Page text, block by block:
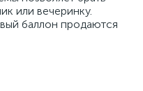
или вечеринку.
баллон продаются